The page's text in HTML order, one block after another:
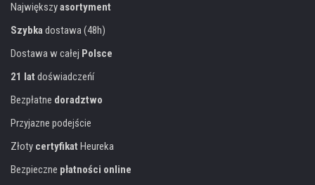
Największyasortyment
Szybkadostawa (48h)
Dostawa w całej Polsce
21 lat doświadczeńí
Bezpłatne doradztwo
Przyjazne podejście
Złoty certyfikat Heureka
Bezpieczne płatności online